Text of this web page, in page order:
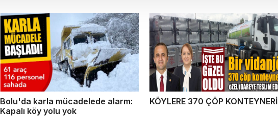
Bolu'da karla mücadelede alarm:
Kapalı köy yolu yok
KÖYLERE 370 ÇÖP KONTEYNERİ